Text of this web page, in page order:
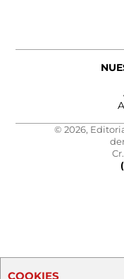
© 2026,
COOKIES